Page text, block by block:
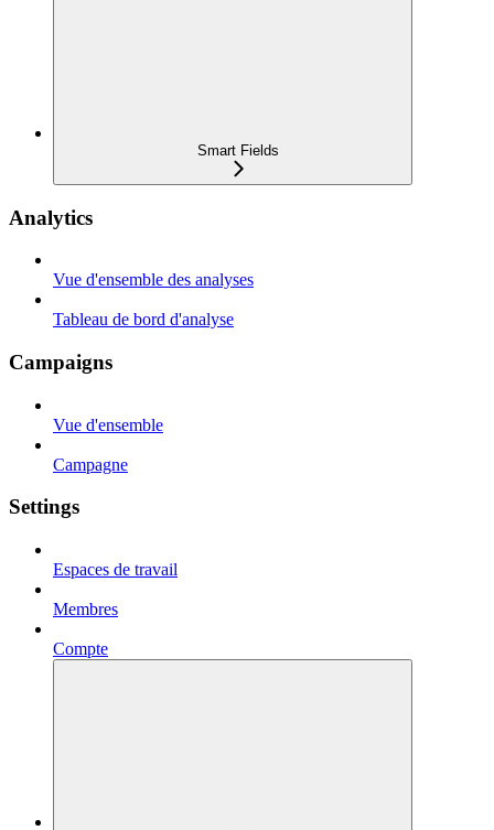
Smart Fields
Analytics
Vue d'ensemble des analyses
Tableau de bord d'analyse
Campaigns
Vue d'ensemble
Campagne
Settings
Espaces de travail
Membres
Compte